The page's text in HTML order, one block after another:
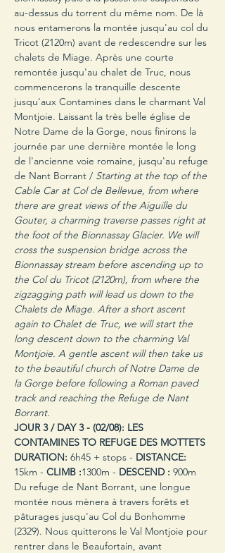
au-dessus du torrent du même nom. De là
nous entamerons la montée jusqu'au col du
Tricot (2120m) avant de redescendre sur les
chalets de Miage. Après une courte
remontée jusqu'au chalet de Truc, nous
commencerons la tranquille descente
jusqu'aux Contamines dans le charmant Val
Montjoie. Laissant la très belle église de
Notre Dame de la Gorge, nous finirons la
journée par une dernière montée le long
de l'ancienne voie romaine, jusqu'au refuge
de Nant Borrant / Starting at the top of the
Cable Car at Col de Bellevue, from where
there are great views of the Aiguille du
Gouter, a charming traverse passes right at
the foot of the Bionnassay Glacier. We will
cross the suspension bridge across the
Bionnassay stream before ascending up to
the Col du Tricot (2120m), from where the
zigzagging path will lead us down to the
Chalets de Miage. After a short ascent
again to Chalet de Truc, we will start the
long descent down to the charming Val
Montjoie. A gentle ascent will then take us
to the beautiful church of Notre Dame de
la Gorge before following a Roman paved
track and reaching the Refuge de Nant
Borrant.
JOUR 3 / DAY 3 - (02/08): LES
CONTAMINES TO REFUGE DES MOTTETS
DURATION: 6h45 + stops - DISTANCE:
15km - CLIMB :1300m - DESCEND : 900m
Du refuge de Nant Borrant, une longue
montée nous mènera à travers forêts et
pâturages jusqu'au Col du Bonhomme
(2329). Nous quitterons le Val Montjoie pour
rentrer dans le Beaufortain, avant